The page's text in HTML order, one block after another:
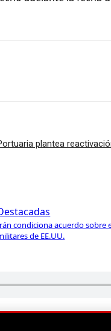
plantea
condiciona acuerdo sobre
de EE.UU.